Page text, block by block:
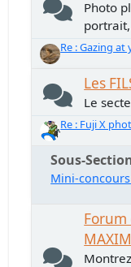
Photo
Re : Gazing at
Les
Le
Re : Fuji X
Sous-
Mini-
Forum